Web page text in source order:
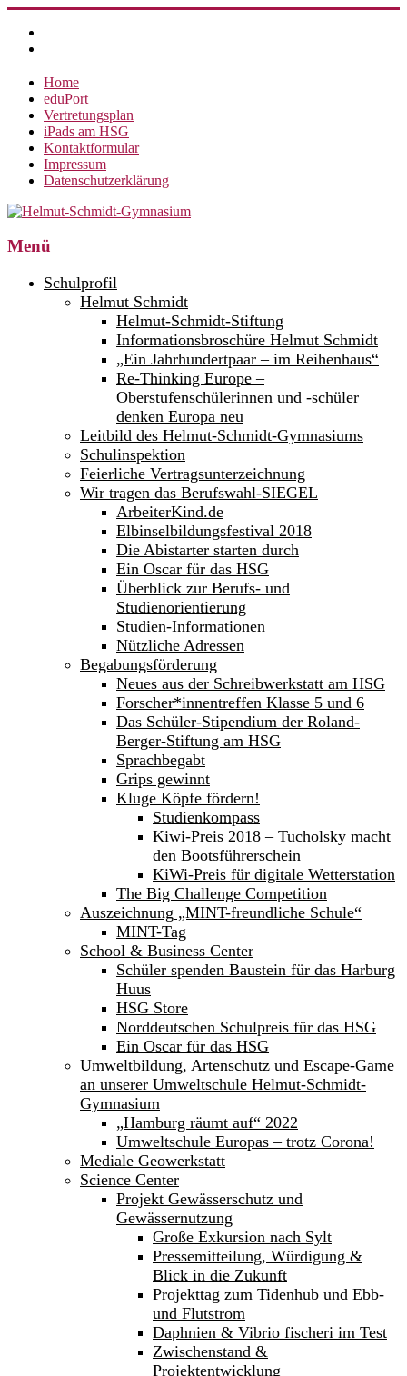
Inhalt
springen
Home
eduPort
Vertretungsplan
iPads am HSG
Kontaktformular
Impressum
Datenschutzerklärung
Helmut-
Gymnasium
Menü
Schulprofil
Helmut Schmidt
Helmut-Schmidt-Stiftung
Informationsbroschüre Helmut Schmidt
„Ein Jahrhundertpaar – im Reihenhaus“
Re-Thinking Europe –
Oberstufenschülerinnen und -schüler
denken Europa neu
Leitbild des Helmut-Schmidt-Gymnasiums
Schulinspektion
Feierliche Vertragsunterzeichnung
Wir tragen das Berufswahl-SIEGEL
ArbeiterKind.de
Elbinselbildungsfestival 2018
Die Abistarter starten durch
Ein Oscar für das HSG
Überblick zur Berufs- und
Studienorientierung
Studien-Informationen
Nützliche Adressen
Begabungsförderung
Neues aus der Schreibwerkstatt am HSG
Forscher*innentreffen Klasse 5 und 6
Das Schüler-Stipendium der Roland-
Berger-Stiftung am HSG
Sprachbegabt
Grips gewinnt
Kluge Köpfe fördern!
Studienkompass
Kiwi-Preis 2018 – Tucholsky macht
den Bootsführerschein
KiWi-Preis für digitale Wetterstation
The Big Challenge Competition
Auszeichnung „MINT-freundliche Schule“
MINT-Tag
School & Business Center
Schüler spenden Baustein für das Harburg
Huus
HSG Store
Norddeutschen Schulpreis für das HSG
Ein Oscar für das HSG
Umweltbildung, Artenschutz und Escape-Game
an unserer Umweltschule Helmut-Schmidt-
Gymnasium
„Hamburg räumt auf“ 2022
Umweltschule Europas – trotz Corona!
Mediale Geowerkstatt
Science Center
Projekt Gewässerschutz und
Gewässernutzung
Große Exkursion nach Sylt
Pressemitteilung, Würdigung &
Blick in die Zukunft
Projekttag zum Tidenhub und Ebb-
und Flutstrom
Daphnien & Vibrio fischeri im Test
Zwischenstand &
Projektentwicklung